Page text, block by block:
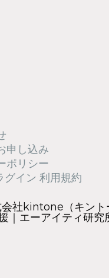
申し込み
ポリシー
イン 利用規約
社kintone（キント
｜エーアイティ研